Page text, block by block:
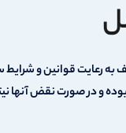
به رعایت قوانین و
و در صورت نقض آنها